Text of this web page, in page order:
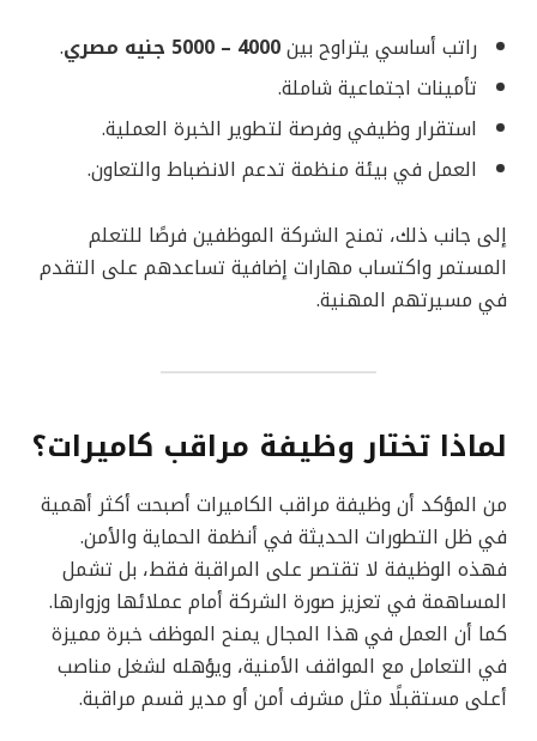
راتب أساسي يتراوح بين4000 – 5000 جنيه مصري
.
تأمينات اجتماعية شاملة.
استقرار وظيفي وفرصة لتطوير الخبرة العملية.
العمل في بيئة منظمة تدعم الانضباط والتعاون.
إلى جانب ذلك، تمنح الشركة الموظفين فرصًا للتعلم
المستمر واكتساب مهارات إضافية تساعدهم على التقدم
في مسيرتهم المهنية.
لماذا تختار وظيفة مراقب كاميرات؟
من المؤكد أن وظيفة مراقب الكاميرات أصبحت أكثر أهمية
في ظل التطورات الحديثة في أنظمة الحماية والأمن.
فهذه الوظيفة لا تقتصر على المراقبة فقط، بل تشمل
المساهمة في تعزيز صورة الشركة أمام عملائها وزوارها.
كما أن العمل في هذا المجال يمنح الموظف خبرة مميزة
في التعامل مع المواقف الأمنية، ويؤهله لشغل مناصب
أعلى مستقبلًا مثل مشرف أمن أو مدير قسم مراقبة.